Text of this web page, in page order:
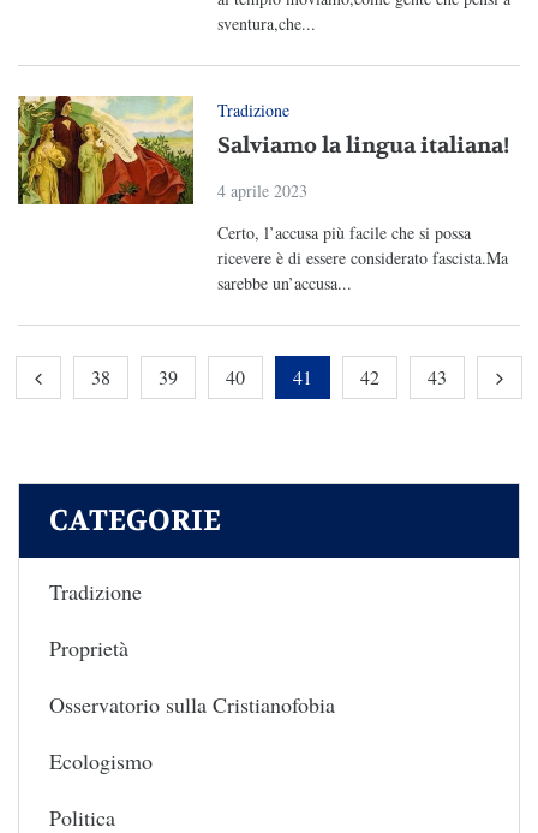
sventura,che...
Tradizione
Salviamo la lingua italiana!
4 aprile 2023
Certo, l’accusa più facile che si possa
ricevere è di essere considerato fascista.Ma
sarebbe un’accusa...
38 39 40 41 42 43
CATEGORIE
Tradizione
Proprietà
Osservatorio sulla Cristianofobia
Ecologismo
Politica